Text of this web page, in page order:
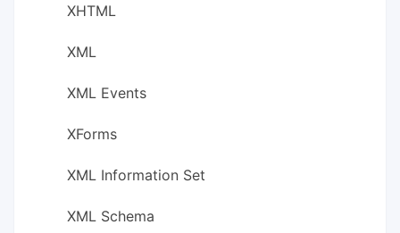
XHTML
XML
XML Events
XForms
XML Information Set
XML Schema